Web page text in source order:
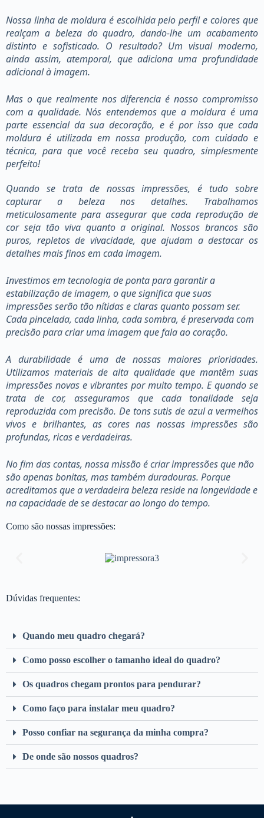
Nossa linha de moldura é escolhida pelo perfil e colores que
realçam a beleza do quadro, dando-lhe um acabamento
distinto e sofisticado. O resultado? Um visual moderno,
ainda assim, atemporal, que adiciona uma profundidade
adicional à imagem.
Mas o que realmente nos diferencia é nosso compromisso
com a qualidade. Nós entendemos que a moldura é uma
parte essencial da sua decoração, e é por isso que cada
moldura é utilizada em nossa produção, com cuidado e
técnica, para que você receba seu quadro, simplesmente
perfeito!
Quando se trata de nossas impressões, é tudo sobre
capturar a beleza nos detalhes. Trabalhamos
meticulosamente para assegurar que cada reprodução de
cor seja tão viva quanto a original. Nossos brancos são
puros, repletos de vivacidade, que ajudam a destacar os
detalhes mais finos em cada imagem.
Investimos em tecnologia de ponta para garantir a
estabilização de imagem, o que significa que suas
impressões serão tão nítidas e claras quanto possam ser.
Cada pincelada, cada linha, cada sombra, é preservada com
precisão para criar uma imagem que fala ao coração.
A durabilidade é uma de nossas maiores prioridades.
Utilizamos materiais de alta qualidade que mantêm suas
impressões novas e vibrantes por muito tempo. E quando se
trata de cor, asseguramos que cada tonalidade seja
reproduzida com precisão. De tons sutis de azul a vermelhos
vivos e brilhantes, as cores nas nossas impressões são
profundas, ricas e verdadeiras.
No fim das contas, nossa missão é criar impressões que não
são apenas bonitas, mas também duradouras. Porque
acreditamos que a verdadeira beleza reside na longevidade e
na capacidade de se destacar ao longo do tempo.
Como são nossas impressões:
Dúvidas frequentes:
Quando meu quadro chegará?
Como posso escolher o tamanho ideal do quadro?
Os quadros chegam prontos para pendurar?
Como faço para instalar meu quadro?
Posso confiar na segurança da minha compra?
De onde são nossos quadros?